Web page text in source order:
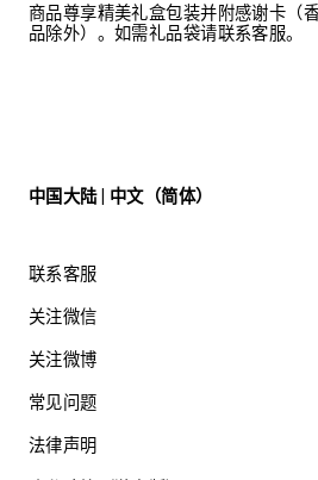
商品尊享精美礼盒包装并附感谢卡（
品除外）。如需礼品袋请联系客服。
中国大陆 | 中文（简体）
联系客服
关注微信
关注微博
常见问题
法律声明